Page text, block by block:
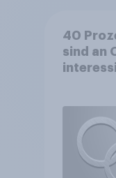
40
sind an